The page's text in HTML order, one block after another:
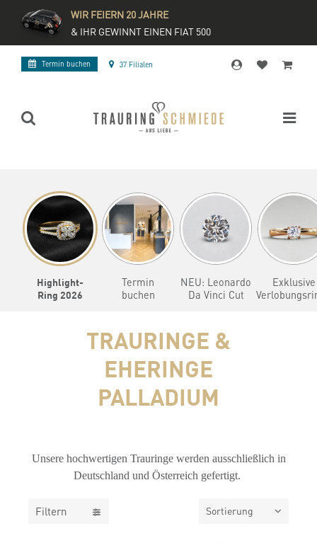
WIR FEIERN 20 JAHRE
& IHR GEWINNT EINEN FIAT 500
Termin buchen 37 Filialen
Highlight-
Ring 2026
Termin
buchen
NEU: Leonardo
Da Vinci Cut
Exklusive
TRAURINGE &
EHERINGE
PALLADIUM
FILTER
Unsere hochwertigen Trauringe werden ausschließlich in
Deutschland und Österreich gefertigt.
Filtern Sortierung